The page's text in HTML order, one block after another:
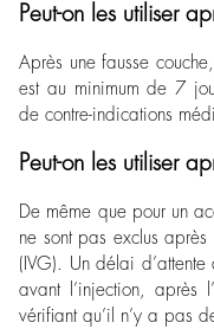
Peut-on les utiliser
Après une fausse
est au minimum de 7
de contre-indications
Peut-on les utiliser
De même que pour un
ne sont pas exclus après
(IVG). Un délai
avant l’injection, après
vérifiant qu’il n’y a pas